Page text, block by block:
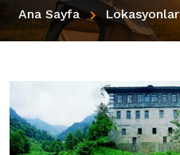
Ana Sayfa Lokasyonlar